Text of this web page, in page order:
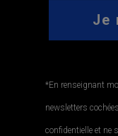
*En renseignant
newsletters
confidentielle et ne